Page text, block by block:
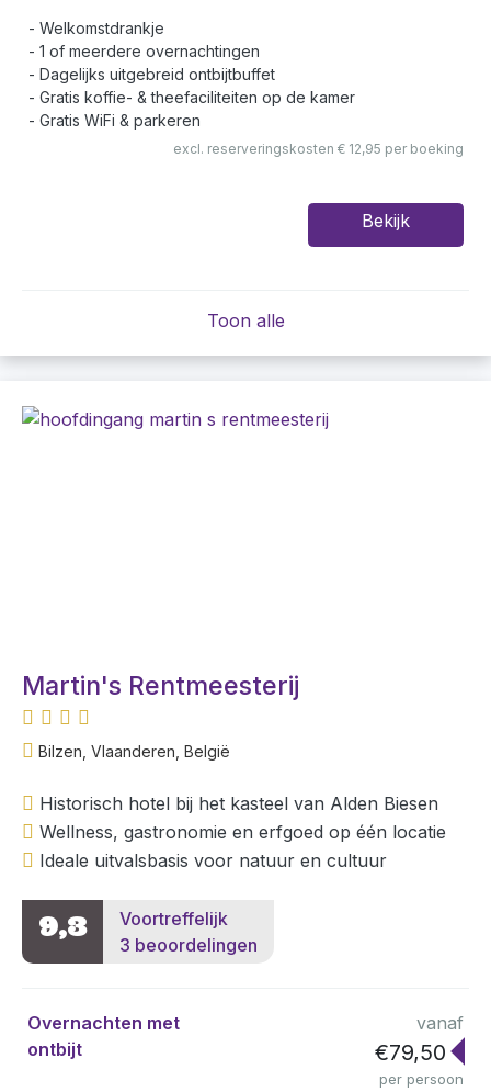
Welkomstdrankje
1 of meerdere overnachtingen
Dagelijks uitgebreid ontbijtbuffet
Gratis koffie- & theefaciliteiten op de kamer
Gratis WiFi & parkeren
excl. reserveringskosten € 12,95 per boeking
Bekijk
Toon alle
Martin's Rentmeesterij
Bilzen, Vlaanderen, België
Historisch hotel bij het kasteel van Alden Biesen
Wellness, gastronomie en erfgoed op één locatie
Ideale uitvalsbasis voor natuur en cultuur
9,3
Voortreffelijk
3 beoordelingen
Overnachten met
ontbijt
vanaf
€79,50
per persoon